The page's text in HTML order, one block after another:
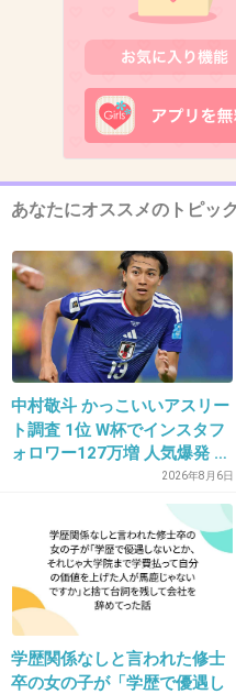
2017/01/07(土) 16:04:12
土曜だと振替になら
15. 匿名2017/01/07(土) 16:04:18
関係ないのでどうで
16. 匿名 2017/01/07(土) 16:04:21
つらい
あなたにオススメのトピック
中村敬斗 かっこいいアスリー
ト調査 1位 W杯でインスタフ
ォロワー127万増 人気爆発 …
2位 高橋藍 3位 大谷翔平2026年8月6日
学歴関係なしと言われた修士
卒の女の子が「学歴で優遇し